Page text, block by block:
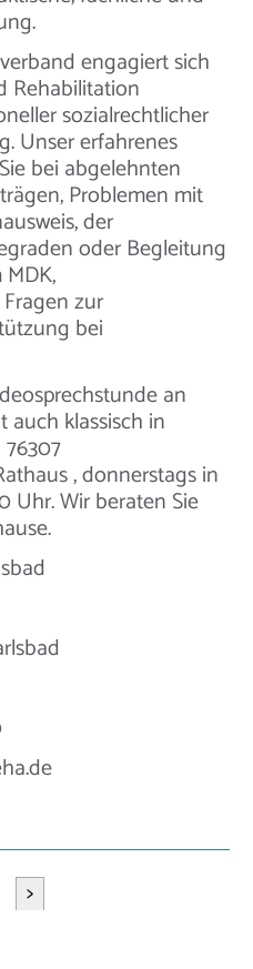
engagiert sich
Rehabilitation
sozialrechtlicher
Unser erfahrenes
bei abgelehnten
Problemen mit
der
oder Begleitung
zur
bei
an
auch klassisch in
, donnerstags in
Uhr. Wir beraten Sie
>